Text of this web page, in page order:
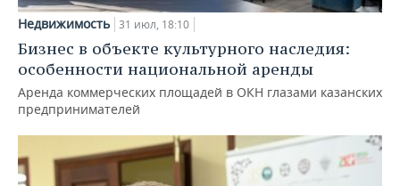
Недвижимость 31 июл, 18:10
Бизнес в объекте культурного наследия:
особенности национальной аренды
Аренда коммерческих площадей в ОКН глазами казанских
предпринимателей